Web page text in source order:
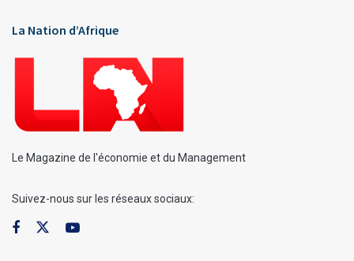
La Nation d’Afrique
Le Magazine de l'économie et du Management
Suivez-nous sur les réseaux sociaux: